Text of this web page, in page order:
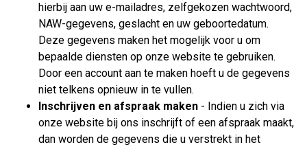
hierbij aan uw e-mailadres, zelfgekozen wachtwoord,
NAW-gegevens, geslacht en uw geboortedatum.
Deze gegevens maken het mogelijk voor u om
bepaalde diensten op onze website te gebruiken.
Door een account aan te maken hoeft u de gegevens
niet telkens opnieuw in te vullen.
Inschrijven en afspraak maken - Indien u zich via
onze website bij ons inschrijft of een afspraak maakt,
dan worden de gegevens die u verstrekt in het